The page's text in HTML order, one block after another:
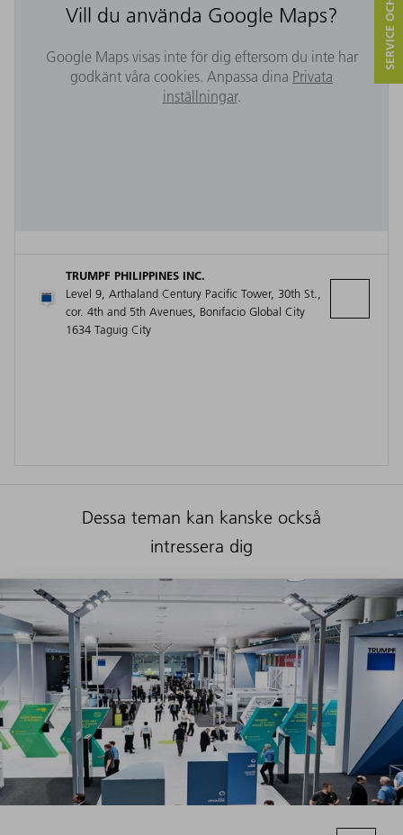
Vill du använda Google Maps?
Google Maps visas inte för dig eftersom du inte har
godkänt våra cookies. Anpassa dina Privata
inställningar.
TRUMPF PHILIPPINES INC.
Level 9, Arthaland Century Pacific Tower, 30th St.,
cor. 4th and 5th Avenues, Bonifacio Global City
1634 Taguig City
Dessa teman kan kanske också
intressera dig